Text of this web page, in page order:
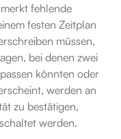
fehlende
festen Zeitplan
müssen,
bei denen zwei
könnten oder
werden an
zu bestätigen,
werden.